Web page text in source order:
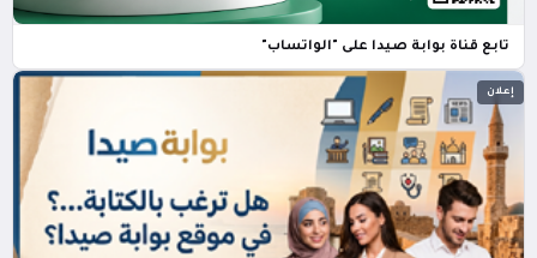
تابع قناة بوابة صيدا على "الواتساب"
إعلان